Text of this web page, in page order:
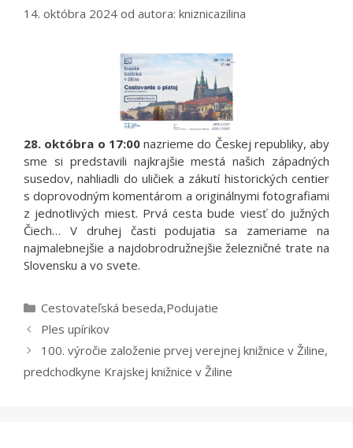
14. októbra 2024 od autora: kniznicazilina
28. októbra o 17:00nazrieme do Českej republiky, aby
sme si predstavili najkrajšie mestá našich západných
susedov, nahliadli do uličiek a zákutí historických centier
s doprovodným komentárom a originálnymi fotografiami
z jednotlivých miest. Prvá cesta bude viesť do južných
Čiech… V druhej časti podujatia sa zameriame na
najmalebnejšie a najdobrodružnejšie železničné trate na
Slovensku a vo svete.
Kategórie
Cestovateľská beseda,Podujatie
Ples upírikov
100. výročie založenie prvej verejnej knižnice v Žiline,
predchodkyne Krajskej knižnice v Žiline